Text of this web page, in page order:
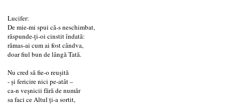
Lucifer:
De mie-mi spui că-s neschimbat,
răspunde-ţi-oi cinstit îndată:
rămas-ai cum ai fost cândva,
doar fiul bun de lângă Tată.
Nu cred să fie-o reuşită
- şi fericire nici pe-atât –
ca-n veşnicii fără de număr
sa faci ce Altul ţi-a sortit,